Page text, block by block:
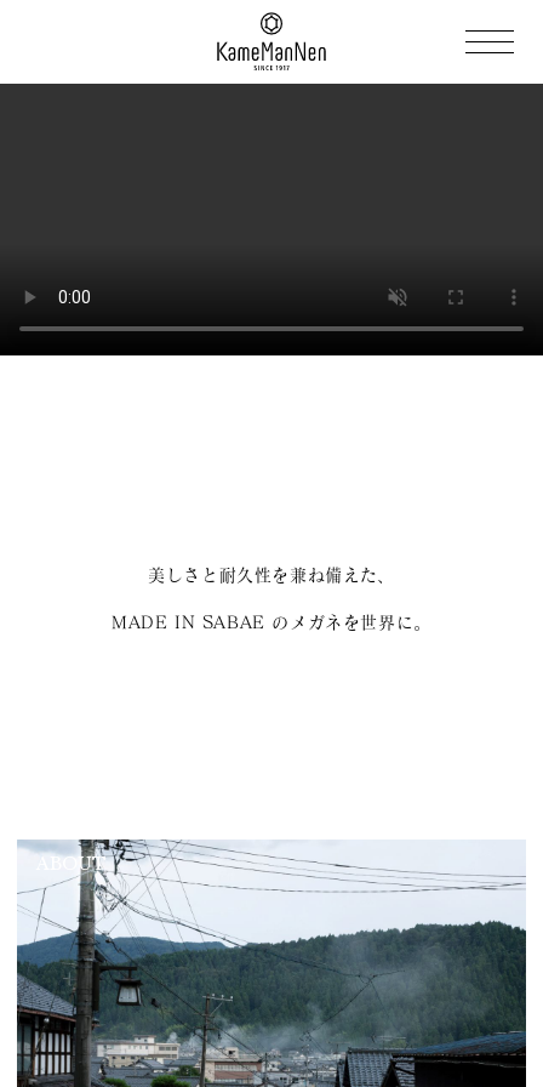
美しさと耐久性を兼ね備えた、
MADE IN SABAE のメガネを世界に。
ABOUT